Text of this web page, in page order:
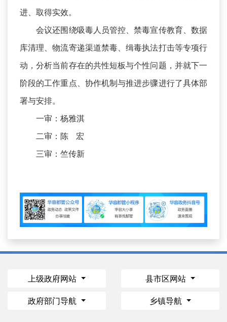
进、取得实效。
会议还围绕吸毒人员管控、禁毒宣传教育、数据
库清理、物流寄递渠道禁毒、缉毒执法打击等专项行
动，分析当前存在的共性短板与个性问题，并就下一
阶段的工作重点、协作机制与推进步骤进行了具体部
署与安排。
一审：杨雅淇
二审：陈 宏
三审：竺传新
上级政府网站 县市区网站
政府部门导航 乡镇导航